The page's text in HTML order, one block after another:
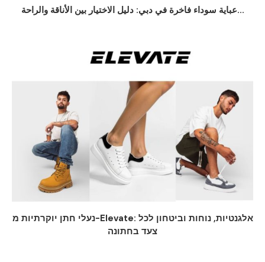
عباية سوداء فاخرة في دبي: دليل الاختيار بين الأناقة والراحة...
נעלי חתן יוקרתיות מ-Elevate: אלגנטיות, נוחות וביטחון לכל
צעד בחתונה